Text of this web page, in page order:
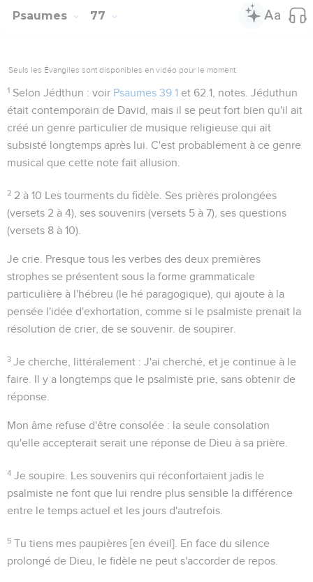
Psaumes 77
Seuls les Évangiles sont disponibles en vidéo pour le moment.
1 Selon Jédthun : voir Psaumes 39.1 et 62.1 , notes. Jéduthun
était contemporain de David, mais il se peut fort bien qu'il ait
créé un genre particulier de musique religieuse qui ait
subsisté longtemps après lui. C'est probablement à ce genre
musical que cette note fait allusion.
2 2 à 10 Les tourments du fidèle. Ses prières prolongées
(versets 2 à 4), ses souvenirs (versets 5 à 7), ses questions
(versets 8 à 10).
Je crie . Presque tous les verbes des deux premières
strophes se présentent sous la forme grammaticale
particulière à l'hébreu (le hé paragogique), qui ajoute à la
pensée l'idée d'exhortation, comme si le psalmiste prenait la
résolution de crier, de se souvenir. de soupirer.
3 Je cherche , littéralement :J'ai cherché , et je continue à le
faire. Il y a longtemps que le psalmiste prie, sans obtenir de
réponse.
Mon âme refuse d'être consolée : la seule consolation
qu'elle accepterait serait une réponse de Dieu à sa prière.
4 Je soupire . Les souvenirs qui réconfortaient jadis le
psalmiste ne font que lui rendre plus sensible la différence
entre le temps actuel et les jours d'autrefois.
5 Tu tiens mes paupières [en éveil]. En face du silence
prolongé de Dieu, le fidèle ne peut s'accorder de repos.